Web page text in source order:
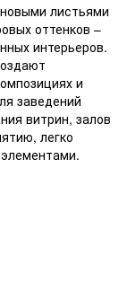
листьями
оттенков –
интерьеров.
и
заведений
витрин, залов
легко